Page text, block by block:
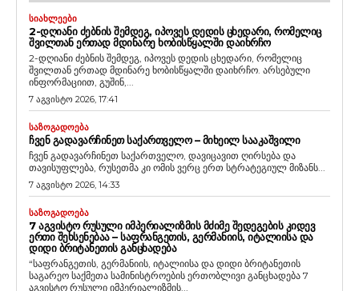
ᲡᲘᲐᲮᲚᲔᲔᲑᲘ
2-ᲓᲦᲘᲐᲜᲘ ᲫᲔᲑᲜᲘᲡ ᲨᲔᲛᲓᲔᲒ, ᲘᲞᲝᲕᲔᲡ ᲓᲔᲓᲘᲡ ᲪᲮᲔᲓᲐᲠᲘ, ᲠᲝᲛᲔᲚᲘᲪ
ᲨᲕᲘᲚᲗᲐᲜ ᲔᲠᲗᲐᲓ ᲛᲓᲘᲜᲐᲠᲔ ᲮᲝᲑᲘᲡᲬᲧᲐᲚᲨᲘ ᲓᲐᲘᲮᲠᲩᲝ
2-დღიანი ძებნის შემდეგ, იპოვეს დედის ცხედარი, რომელიც
შვილთან ერთად მდინარე ხობისწყალში დაიხრჩო. არსებული
ინფორმაციით, გუშინ,...
7 აგვისტო 2026, 17:41
ᲡᲐᲖᲝᲒᲐᲓᲝᲔᲑᲐ
ᲩᲕᲔᲜ ᲒᲐᲓᲐᲕᲐᲠᲩᲘᲜᲔᲗ ᲡᲐᲥᲐᲠᲗᲕᲔᲚᲝ – ᲛᲘᲮᲔᲘᲚ ᲡᲐᲐᲙᲐᲨᲕᲘᲚᲘ
ჩვენ გადავარჩინეთ საქართველო, დავიცავით ღირსება და
თავისუფლება, რუსეთმა კი ომის ვერც ერთ სტრატეგიულ მიზანს...
7 აგვისტო 2026, 14:33
ᲡᲐᲖᲝᲒᲐᲓᲝᲔᲑᲐ
7 ᲐᲒᲕᲘᲡᲢᲝ ᲠᲣᲡᲣᲚᲘ ᲘᲛᲞᲔᲠᲘᲐᲚᲘᲖᲛᲘᲡ ᲛᲫᲘᲛᲔ ᲨᲔᲓᲔᲒᲔᲑᲘᲡ ᲙᲘᲓᲔᲕ
ᲔᲠᲗᲘ ᲨᲔᲮᲡᲔᲜᲔᲑᲐᲐ – ᲡᲐᲤᲠᲐᲜᲒᲔᲗᲘᲡ, ᲒᲔᲠᲛᲐᲜᲘᲘᲡ, ᲘᲢᲐᲚᲘᲘᲡᲐ ᲓᲐ
ᲓᲘᲓᲘ ᲑᲠᲘᲢᲐᲜᲔᲗᲘᲡ ᲒᲐᲜᲪᲮᲐᲓᲔᲑᲐ
“საფრანგეთის, გერმანიის, იტალიისა და დიდი ბრიტანეთის
საგარეო საქმეთა სამინისტროების ერთობლივი განცხადება 7
აგვისტო რუსული იმპერიალიზმის...